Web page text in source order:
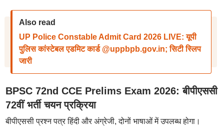
Also read
UP Police Constable Admit Card 2026 LIVE: यूपी
पुलिस कांस्टेबल एडमिट कार्ड @uppbpb.gov.in; सिटी स्लिप
जारी
BPSC 72nd CCE Prelims Exam 2026: बीपीएससी
72वीं भर्ती चयन प्रक्रिया
बीपीएससी प्रश्न पत्र हिंदी और अंग्रेजी, दोनों भाषाओं में उपलब्ध होगा।